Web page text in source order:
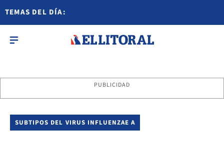
TEMAS DEL DÍA:
PUBLICIDAD
SUBTIPOS DEL VIRUS INFLUENZAE A